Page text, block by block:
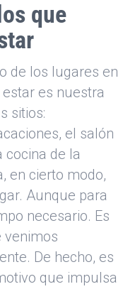
que
de los lugares en
es nuestra
sitios:
el salón
cocina de la
en cierto modo,
Aunque para
necesario. Es
venimos
De hecho, es
que impulsa